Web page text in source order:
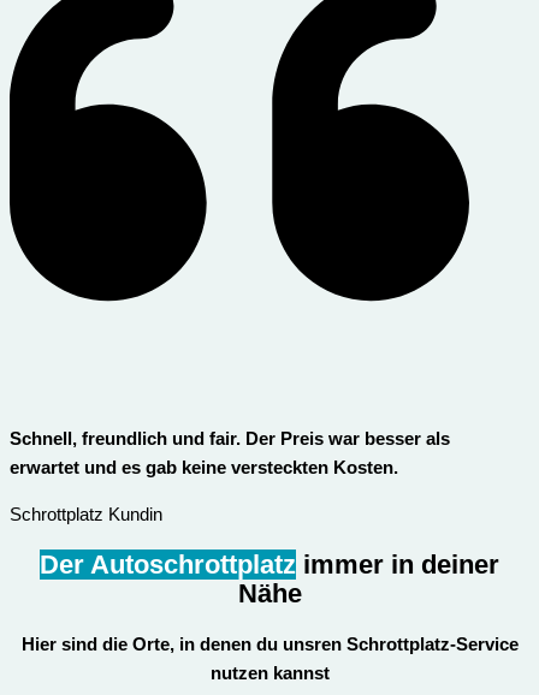
Schnell, freundlich und fair. Der Preis war besser als
erwartet und es gab keine versteckten Kosten.
Schrottplatz Kundin
Der Autoschrottplatz immer in deiner
Nähe
Hier sind die Orte, in denen du unsren Schrottplatz-Service
nutzen kannst